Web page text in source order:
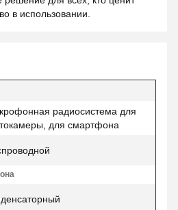
в использовании.
радиосистема для
для смартфона